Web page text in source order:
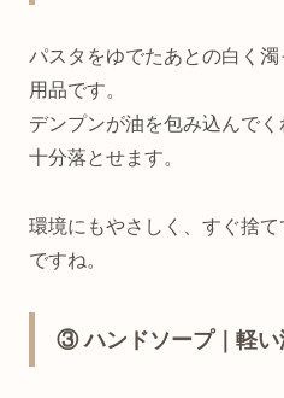
パスタをゆでたあとの白く
用品です。
デンプンが油を包み込んで
十分落とせます。
環境にもやさしく、すぐ捨
ですね。
③ ハンドソープ｜軽い